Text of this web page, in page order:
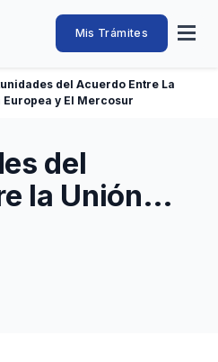
Intendencia
de
Canelones
Abrir
Mis Trámites
del Acuerdo Entre La
Europea y El Mercosur
del
la Unión